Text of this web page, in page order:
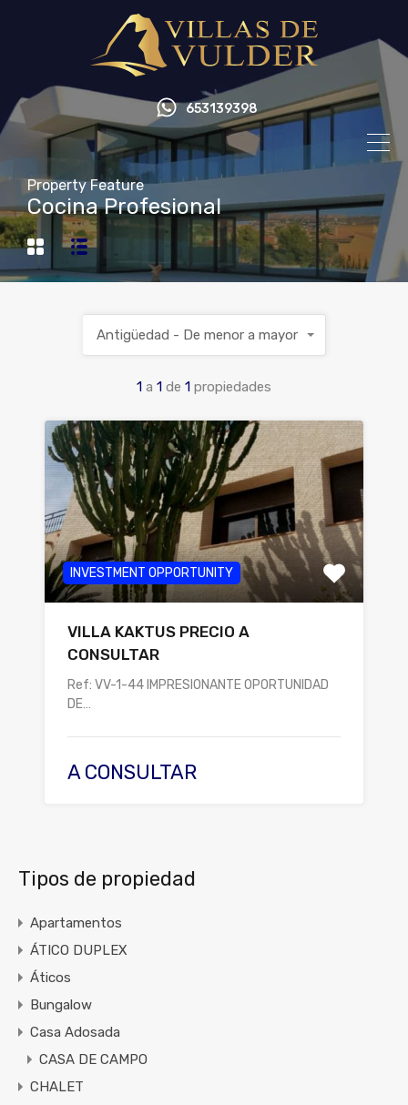
653139398
Property Feature
Cocina Profesional
1 a 1 de 1 propiedades
Antigüedad - De menor a mayor
INVESTMENT OPPORTUNITY
VILLA KAKTUS PRECIO A
CONSULTAR
Ref: VV-1-44 IMPRESIONANTE OPORTUNIDAD
DE…
A CONSULTAR
Tipos de propiedad
Apartamentos
ÁTICO DUPLEX
Áticos
Bungalow
Casa Adosada
CASA DE CAMPO
CHALET